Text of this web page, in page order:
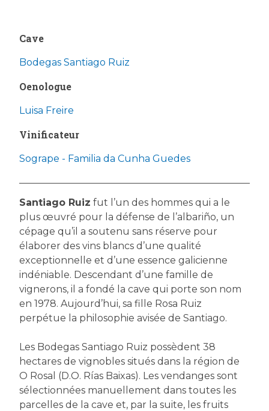
Cave
Bodegas Santiago Ruiz
Oenologue
Luisa Freire
Vinificateur
Sogrape - Familia da Cunha Guedes
Santiago Ruiz fut l’un des hommes qui a le
plus œuvré pour la défense de l’albariño, un
cépage qu’il a soutenu sans réserve pour
élaborer des vins blancs d’une qualité
exceptionnelle et d’une essence galicienne
indéniable. Descendant d’une famille de
vignerons, il a fondé la cave qui porte son nom
en 1978. Aujourd’hui, sa fille Rosa Ruiz
perpétue la philosophie avisée de Santiago.
Les Bodegas Santiago Ruiz possèdent 38
hectares de vignobles situés dans la région de
O Rosal (D.O. Rías Baixas). Les vendanges sont
sélectionnées manuellement dans toutes les
parcelles de la cave et, par la suite, les fruits